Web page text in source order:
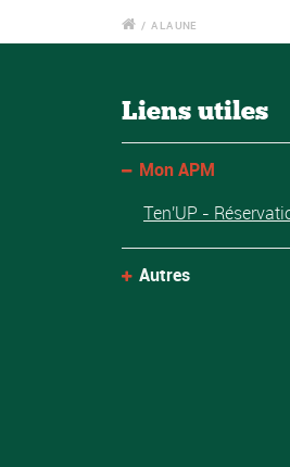
/ A LA UNE
Liens utiles
Mon APM
Ten'UP -
Autres